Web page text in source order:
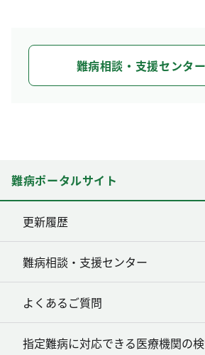
難病相談・支援センタ
難病ポータルサイト
更新履歴
難病相談・支援センター
よくあるご質問
指定難病に対応できる医療機関の